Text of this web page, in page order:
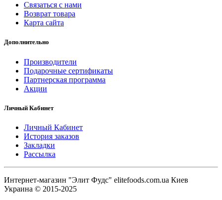
Связаться с нами
Возврат товара
Карта сайта
Дополнительно
Производители
Подарочные сертификаты
Партнерская программа
Акции
Личный Кабинет
Личный Кабинет
История заказов
Закладки
Рассылка
Интернет-магазин "Элит Фудс" elitefoods.com.ua Киев
Украина © 2015-2025